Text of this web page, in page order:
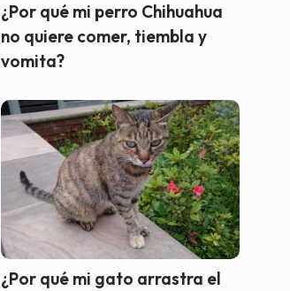
¿Por qué mi perro Chihuahua
no quiere comer, tiembla y
vomita?
¿Por qué mi gato arrastra el